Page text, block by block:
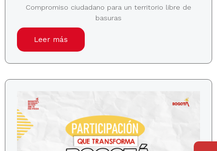
Compromiso ciudadano para un territorio libre de
basuras
Leer más